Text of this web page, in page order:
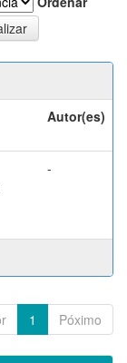
Autor(es)
-
1 Póximo